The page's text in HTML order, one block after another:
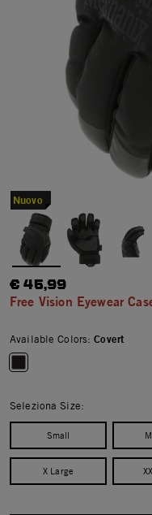
Nuovo
€ 45,99
Free Vision Eyewear
Available Colors:Covert
Seleziona Size:
Small
X Large